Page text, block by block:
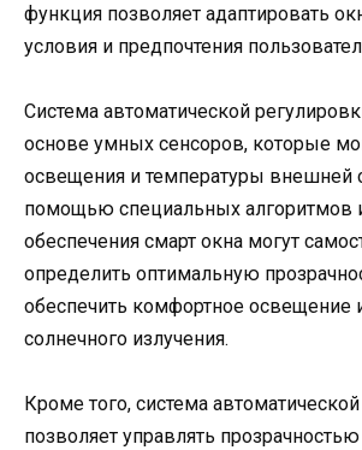
функция позволяет адаптировать
условия и предпочтения
Система автоматической
основе умных сенсоров, которые
освещения и температуры внешней
помощью специальных алгоритмов
обеспечения смарт окна могут
определить оптимальную
обеспечить комфортное освещение
солнечного излучения.
Кроме того, система
позволяет управлять